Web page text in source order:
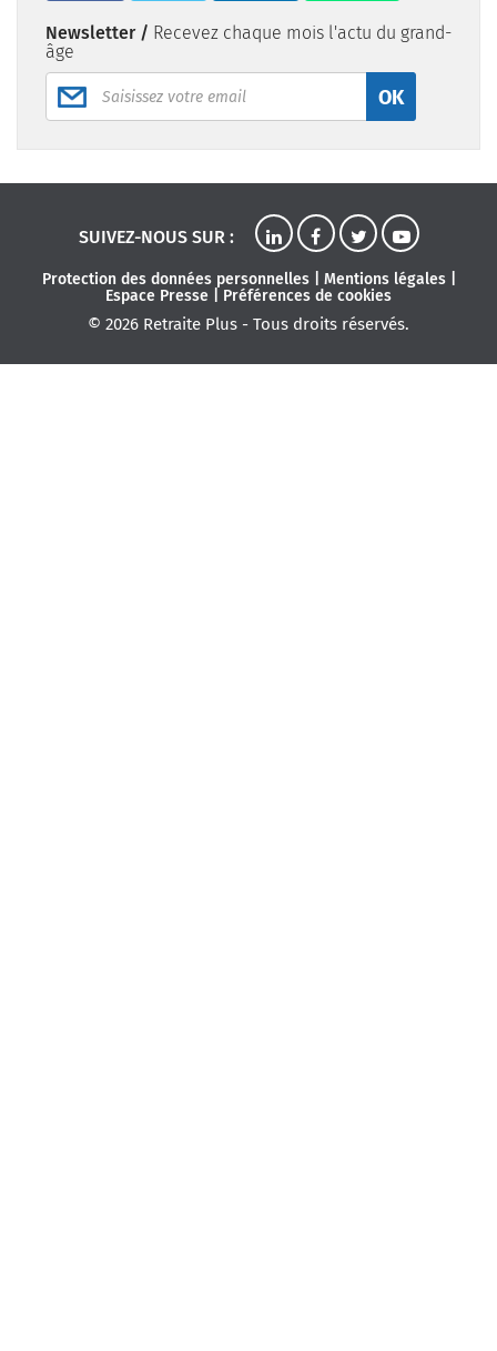
Newsletter / Recevez chaque mois l'actu du grand-
âge
OK
SUIVEZ-NOUS SUR :
Protection des données personnelles| Mentions légales|
Espace Presse
Préférences de cookies
© 2026 Retraite Plus - Tous droits réservés.